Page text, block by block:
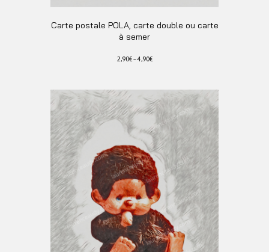
Carte postale POLA, carte double ou carte
à semer
2,90€–4,90€
plusieurs
variations.
Les
options
peuvent
être
choisies
sur
la
page
du
produit